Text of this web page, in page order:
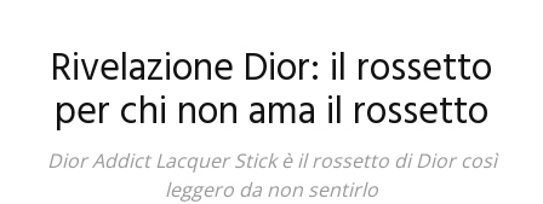
Art
Rivelazione Dior: il rossetto
per chi non ama il rossetto
Dior Addict Lacquer Stick è il rossetto di Dior così
leggero da non sentirlo